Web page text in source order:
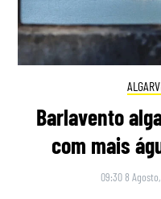
Barlavento
com mais
09:30 8